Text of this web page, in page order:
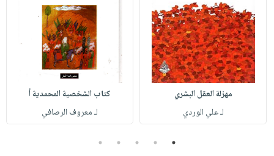
مهزلة العقل البشري
لـ علي الوردي
كتاب الشخصية المحمدية أ
لـ معروف الرصافي
1
2
3
4
5